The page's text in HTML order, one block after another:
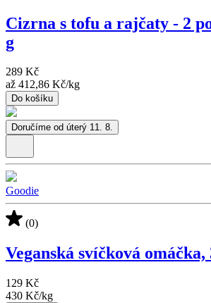
Cizrna s tofu a rajčaty - 2
g
289 Kč
až 412,86 Kč/kg
Do košíku
Doručíme od úterý 11. 8.
Goodie
(0)
Veganská svíčková omáčka,
129 Kč
430 Kč/kg